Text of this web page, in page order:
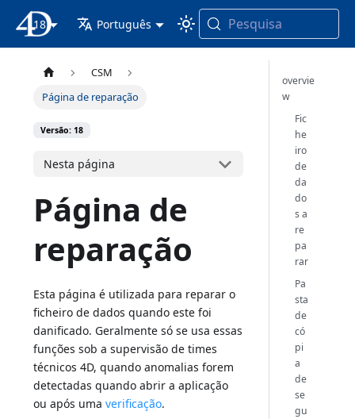
Documentação 4D
18 Português Pesquisa
CSM
Página de reparação
Versão: 18
Nesta página
Página de
reparação
Esta página é utilizada para reparar o
ficheiro de dados quando este foi
danificado. Geralmente só se usa essas
funções sob a supervisão de times
técnicos 4D, quando anomalias forem
detectadas quando abrir a aplicação
ou após umaverificação.
overvie
w
Fic
he
iro
de
da
do
s a
re
pa
rar
Pa
sta
de
có
pi
a
de
se
gu